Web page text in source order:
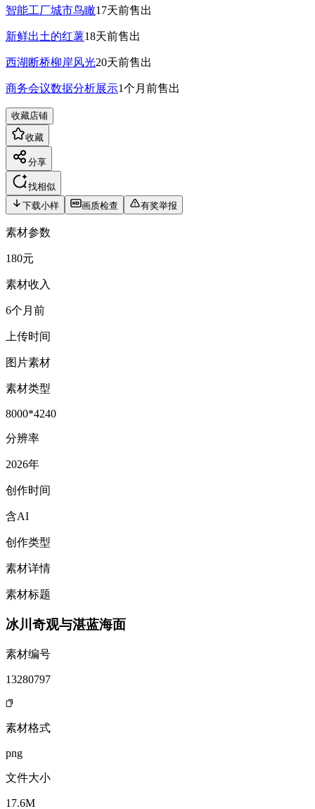
智能工厂城市鸟瞰17天前售出
新鲜出土的红薯18天前售出
西湖断桥柳岸风光20天前售出
商务会议数据分析展示1个月前售出
收藏店铺
收藏
分享
找相似
下载小样
画质检查 有奖举报
素材参数
180元
素材收入
6个月前
上传时间
图片素材
素材类型
8000*4240
分辨率
2026年
创作时间
含AI
创作类型
素材详情
素材标题
冰川奇观与湛蓝海面
素材编号
13280797
素材格式
png
文件大小
17.6M